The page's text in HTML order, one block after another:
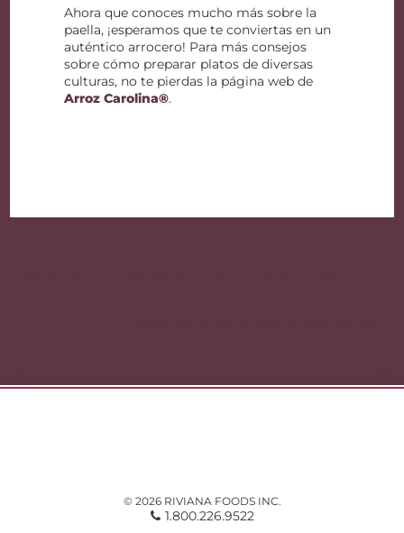
Ahora que conoces mucho más sobre la
paella, ¡esperamos que te conviertas en un
auténtico arrocero! Para más consejos
sobre cómo preparar platos de diversas
culturas, no te pierdas la página web de
Arroz Carolina®.
© 2026 RIVIANA FOODS INC.
1.800.226.9522